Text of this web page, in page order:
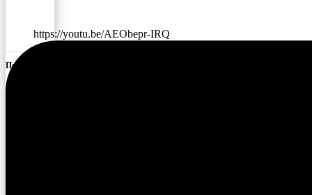
https://youtu.be/AEObepr-IRQ
Поделиться ссылкой: